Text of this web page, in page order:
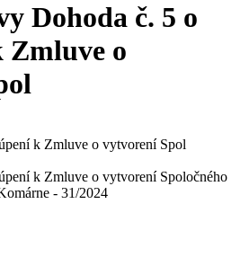
Dohoda č. 5 o
o
k Zmluve o vytvorení Spol
k Zmluve o vytvorení Spoločného
- 31/2024